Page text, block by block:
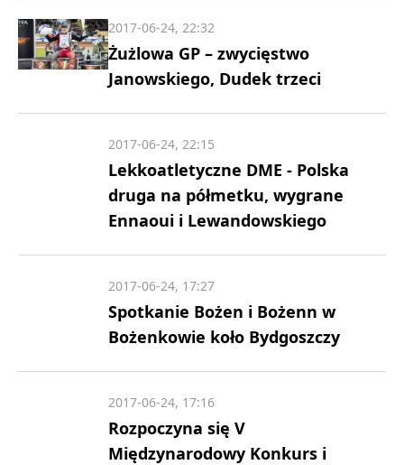
Żużlowa GP – zwycięstwo
Janowskiego, Dudek trzeci
2017-06-24, 22:32
Lekkoatletyczne DME - Polska
druga na półmetku, wygrane
Ennaoui i Lewandowskiego
2017-06-24, 22:15
Spotkanie Bożen i Bożenn w
Bożenkowie koło Bydgoszczy
2017-06-24, 17:27
Rozpoczyna się V
Międzynarodowy Konkurs i
2017-06-24, 17:16